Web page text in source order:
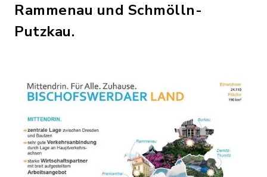
Rammenau und Schmölln-
Putzkau.